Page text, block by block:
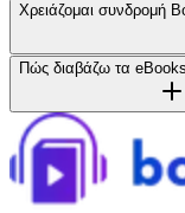
Χρειάζομαι συνδρομή
Πώς διαβάζω τα